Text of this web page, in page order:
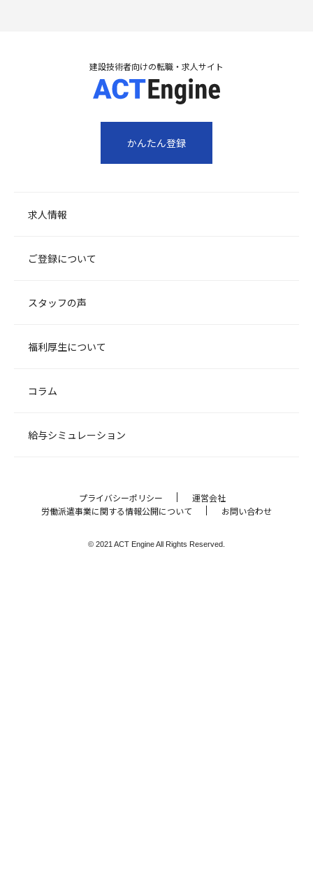
建設技術者向けの転職・求人サイト
かんたん登録
求人情報
ご登録について
スタッフの声
福利厚生について
コラム
給与シミュレーション
プライバシーポリシー
運営会社
労働派遣事業に関する情報公開について
お問い合わせ
© 2021 ACT Engine All Rights Reserved.